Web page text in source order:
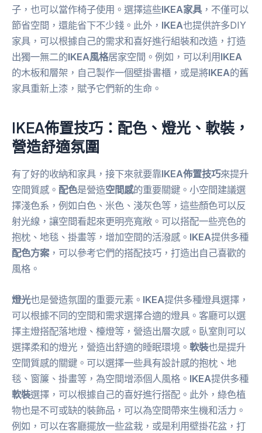
子，也可以當作椅子使用。選擇這些IKEA家具，不僅可以
節省空間，還能省下不少錢。此外， IKEA也提供許多DIY
家具，可以根據自己的需求和喜好進行組裝和改造，打造
出獨一無二的IKEA風格居家空間。例如，可以利用IKEA
的木板和層架，自己製作一個壁掛書櫃，或是將IKEA的舊
家具重新上漆，賦予它們新的生命。
IKEA佈置技巧：配色、燈光、軟裝，
營造舒適氛圍
有了好的收納和家具，接下來就要靠IKEA佈置技巧來提升
空間質感。 配色是營造空間感的重要關鍵。小空間建議選
擇淺色系，例如白色、米色、淺灰色等，這些顏色可以反
射光線，讓空間看起來更明亮寬敞。可以搭配一些亮色的
抱枕、地毯、掛畫等，增加空間的活潑感。 IKEA提供多種
配色方案，可以參考它們的搭配技巧，打造出自己喜歡的
風格。
燈光也是營造氛圍的重要元素。 IKEA提供多種燈具選擇，
可以根據不同的空間和需求選擇合適的燈具。客廳可以選
擇主燈搭配落地燈、檯燈等，營造出層次感。臥室則可以
選擇柔和的燈光，營造出舒適的睡眠環境。 軟裝也是提升
空間質感的關鍵。可以選擇一些具有設計感的抱枕、地
毯、窗簾、掛畫等，為空間增添個人風格。 IKEA提供多種
軟裝選擇，可以根據自己的喜好進行搭配。此外，綠色植
物也是不可或缺的裝飾品，可以為空間帶來生機和活力。
例如，可以在客廳擺放一些盆栽，或是利用壁掛花盆，打